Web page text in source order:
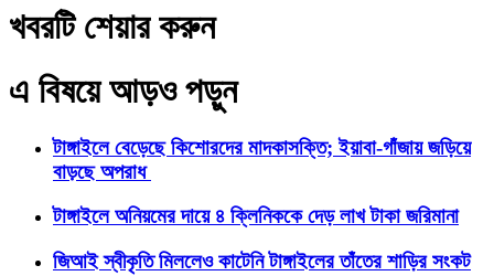
খবরটি শেয়ার করুন
এ বিষয়ে আড়ও পড়ুন
টাঙ্গাইলে বেড়েছে কিশোরদের মাদকাসক্তি; ইয়াবা-গাঁজায় জড়িয়ে
বাড়ছে অপরাধ
টাঙ্গাইলে অনিয়মের দায়ে ৪ ক্লিনিককে দেড় লাখ টাকা জরিমানা
জিআই স্বীকৃতি মিললেও কাটেনি টাঙ্গাইলের তাঁতের শাড়ির সংকট